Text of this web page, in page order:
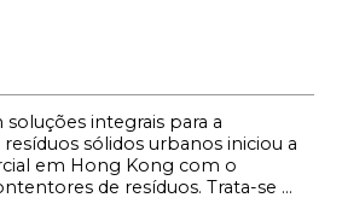
integrais para a
sólidos urbanos iniciou a
em Hong Kong com o
de resíduos. Trata-se ...